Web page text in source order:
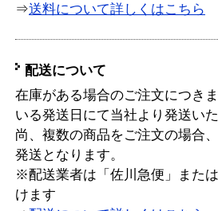
⇒送料について詳しくはこちら
配送について
在庫がある場合のご注文につき
いる発送日にて当社より発送い
尚、複数の商品をご注文の場合
発送となります。
※配送業者は「佐川急便」また
けます